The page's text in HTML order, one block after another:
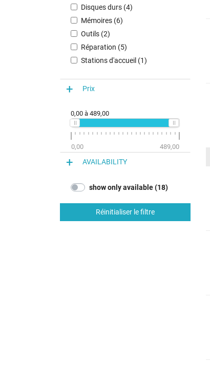
Disques durs (4)
Mémoires (6)
Outils (2)
Réparation (5)
Stations d'accueil (1)
Prix
0,00 à 489,00
0,00 489,00
AVAILABILITY
show only available (18)
Réinitialiser le filtre